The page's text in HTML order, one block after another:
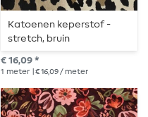
Katoenen keperstof -
stretch, bruin
€ 16,09 *
1 meter | € 16,09 / meter